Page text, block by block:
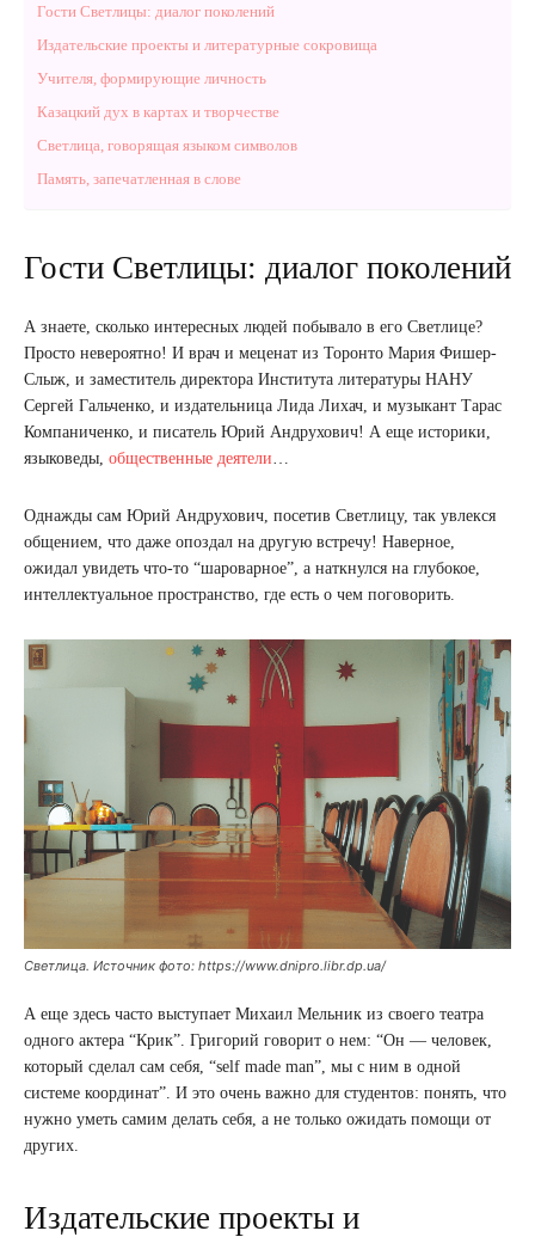
Гости Светлицы: диалог поколений
Издательские проекты и литературные сокровища
Учителя, формирующие личность
Казацкий дух в картах и творчестве
Светлица, говорящая языком символов
Память, запечатленная в слове
Гости Светлицы: диалог поколений
А знаете, сколько интересных людей побывало в его Светлице?
Просто невероятно! И врач и меценат из Торонто Мария Фишер-
Слыж, и заместитель директора Института литературы НАНУ
Сергей Гальченко, и издательница Лида Лихач, и музыкант Тарас
Компаниченко, и писатель Юрий Андрухович! А еще историки,
языковеды, общественные деятели
Однажды сам Юрий Андрухович, посетив Светлицу, так увлекся
общением, что даже опоздал на другую встречу! Наверное,
ожидал увидеть что-то “шароварное”, а наткнулся на глубокое,
интеллектуальное пространство, где есть о чем поговорить.
Светлица. Источник фото: https://www.dnipro.libr.dp.ua/
А еще здесь часто выступает Михаил Мельник из своего театра
одного актера “Крик”. Григорий говорит о нем: “Он — человек,
который сделал сам себя, “self made man”, мы с ним в одной
системе координат”. И это очень важно для студентов: понять, что
нужно уметь самим делать себя, а не только ожидать помощи от
других.
Издательские проекты и